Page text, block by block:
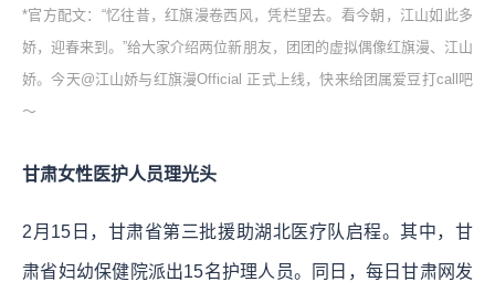
*官方配文：“忆往昔，红旗漫卷西风，凭栏望去。看今朝，江山如此多
娇，迎春来到。”给大家介绍两位新朋友，团团的虚拟偶像红旗漫、江山
娇。今天@江山娇与红旗漫Official 正式上线，快来给团属爱豆打call吧
～
甘肃女性医护人员理光头
2月15日，甘肃省第三批援助湖北医疗队启程。其中，甘
肃省妇幼保健院派出15名护理人员。同日，每日甘肃网发